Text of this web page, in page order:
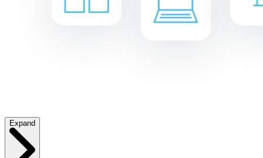
Expand